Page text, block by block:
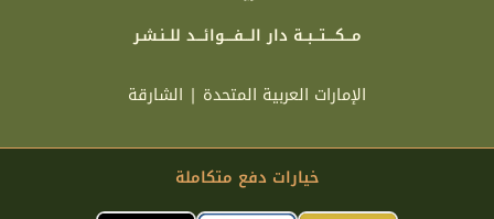
مـــكــــتـــبــة دار الـــفــــوائـــد للــنـشـر
الإمارات العربية المتحدة | الشارقة
خيارات دفع متكاملة